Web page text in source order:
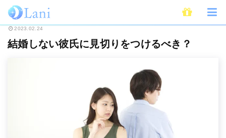
ホーム 恋愛
2023.02.24
結婚しない彼氏に見切りをつけるべき？